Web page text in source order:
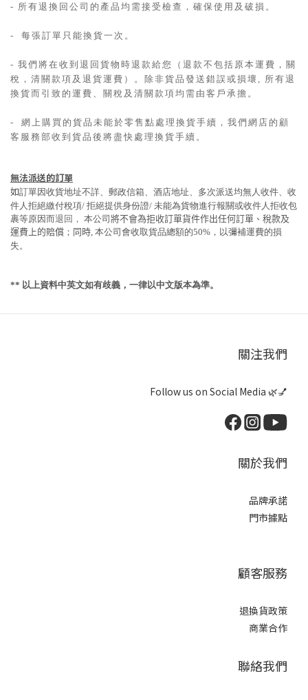
- 所有退換回公司的產品均需接受檢查，確保使用及破損。
- 每張訂單只能換貨一次。
- 我們將在收到退回貨物時退款給您（退款不包括原本運費，關
稅，清關款項及退貨運費）。除非貨品發送錯誤或損壞, 所有退
換貨而引致的運費、關稅及清關款項均需由客戶承擔。
- 網上購買的貨品未能於零售點處理換貨手續，我們網店的顧
客服務部收到貨品後將盡快處理換貨手續。
無法派送的訂單
如訂單因收貨地址不詳、郵政信箱、酒店地址、多次派送均無人收件、收
件人拒絕繳付稅項/ 拒絕提供身份證/ 未能為貨物進行報關或收件人拒收包
裹等原因而退回， 本公司 將不會為拒收訂單貨件作出任何訂單、稅款及
運費上的賠償 ； 同時, 本公司 會收取貨品總額的50% ，以彌補運費的損
失。
** 以上資料中英文如有歧義，一律以中文版本為準。
關注我們
Follow us on Social Media 🌿💅
關於我們
品牌承諾
門市據點
顧客服務
退換貨政策
商業合作
聯絡我們